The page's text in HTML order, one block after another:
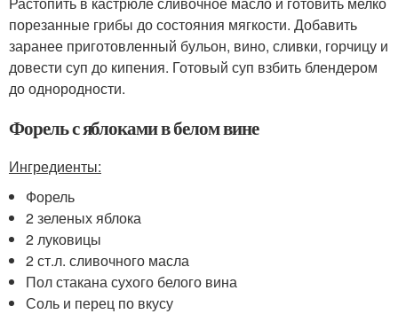
порезанные грибы до состояния мягкости. Добавить
заранее приготовленный бульон, вино, сливки, горчицу и
довести суп до кипения. Готовый суп взбить блендером
до однородности.
Форель с яблоками в белом вине
Ингредиенты:
Форель
2 зеленых яблока
2 луковицы
2 ст.л. сливочного масла
Пол стакана сухого белого вина
Соль и перец по вкусу